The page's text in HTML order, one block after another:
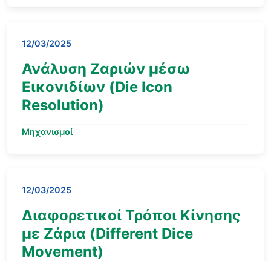
12/03/2025
Ανάλυση Ζαριών μέσω
Εικονιδίων (Die Icon
Resolution)
Μηχανισμοί
12/03/2025
Διαφορετικοί Τρόποι Κίνησης
με Ζάρια (Different Dice
Movement)